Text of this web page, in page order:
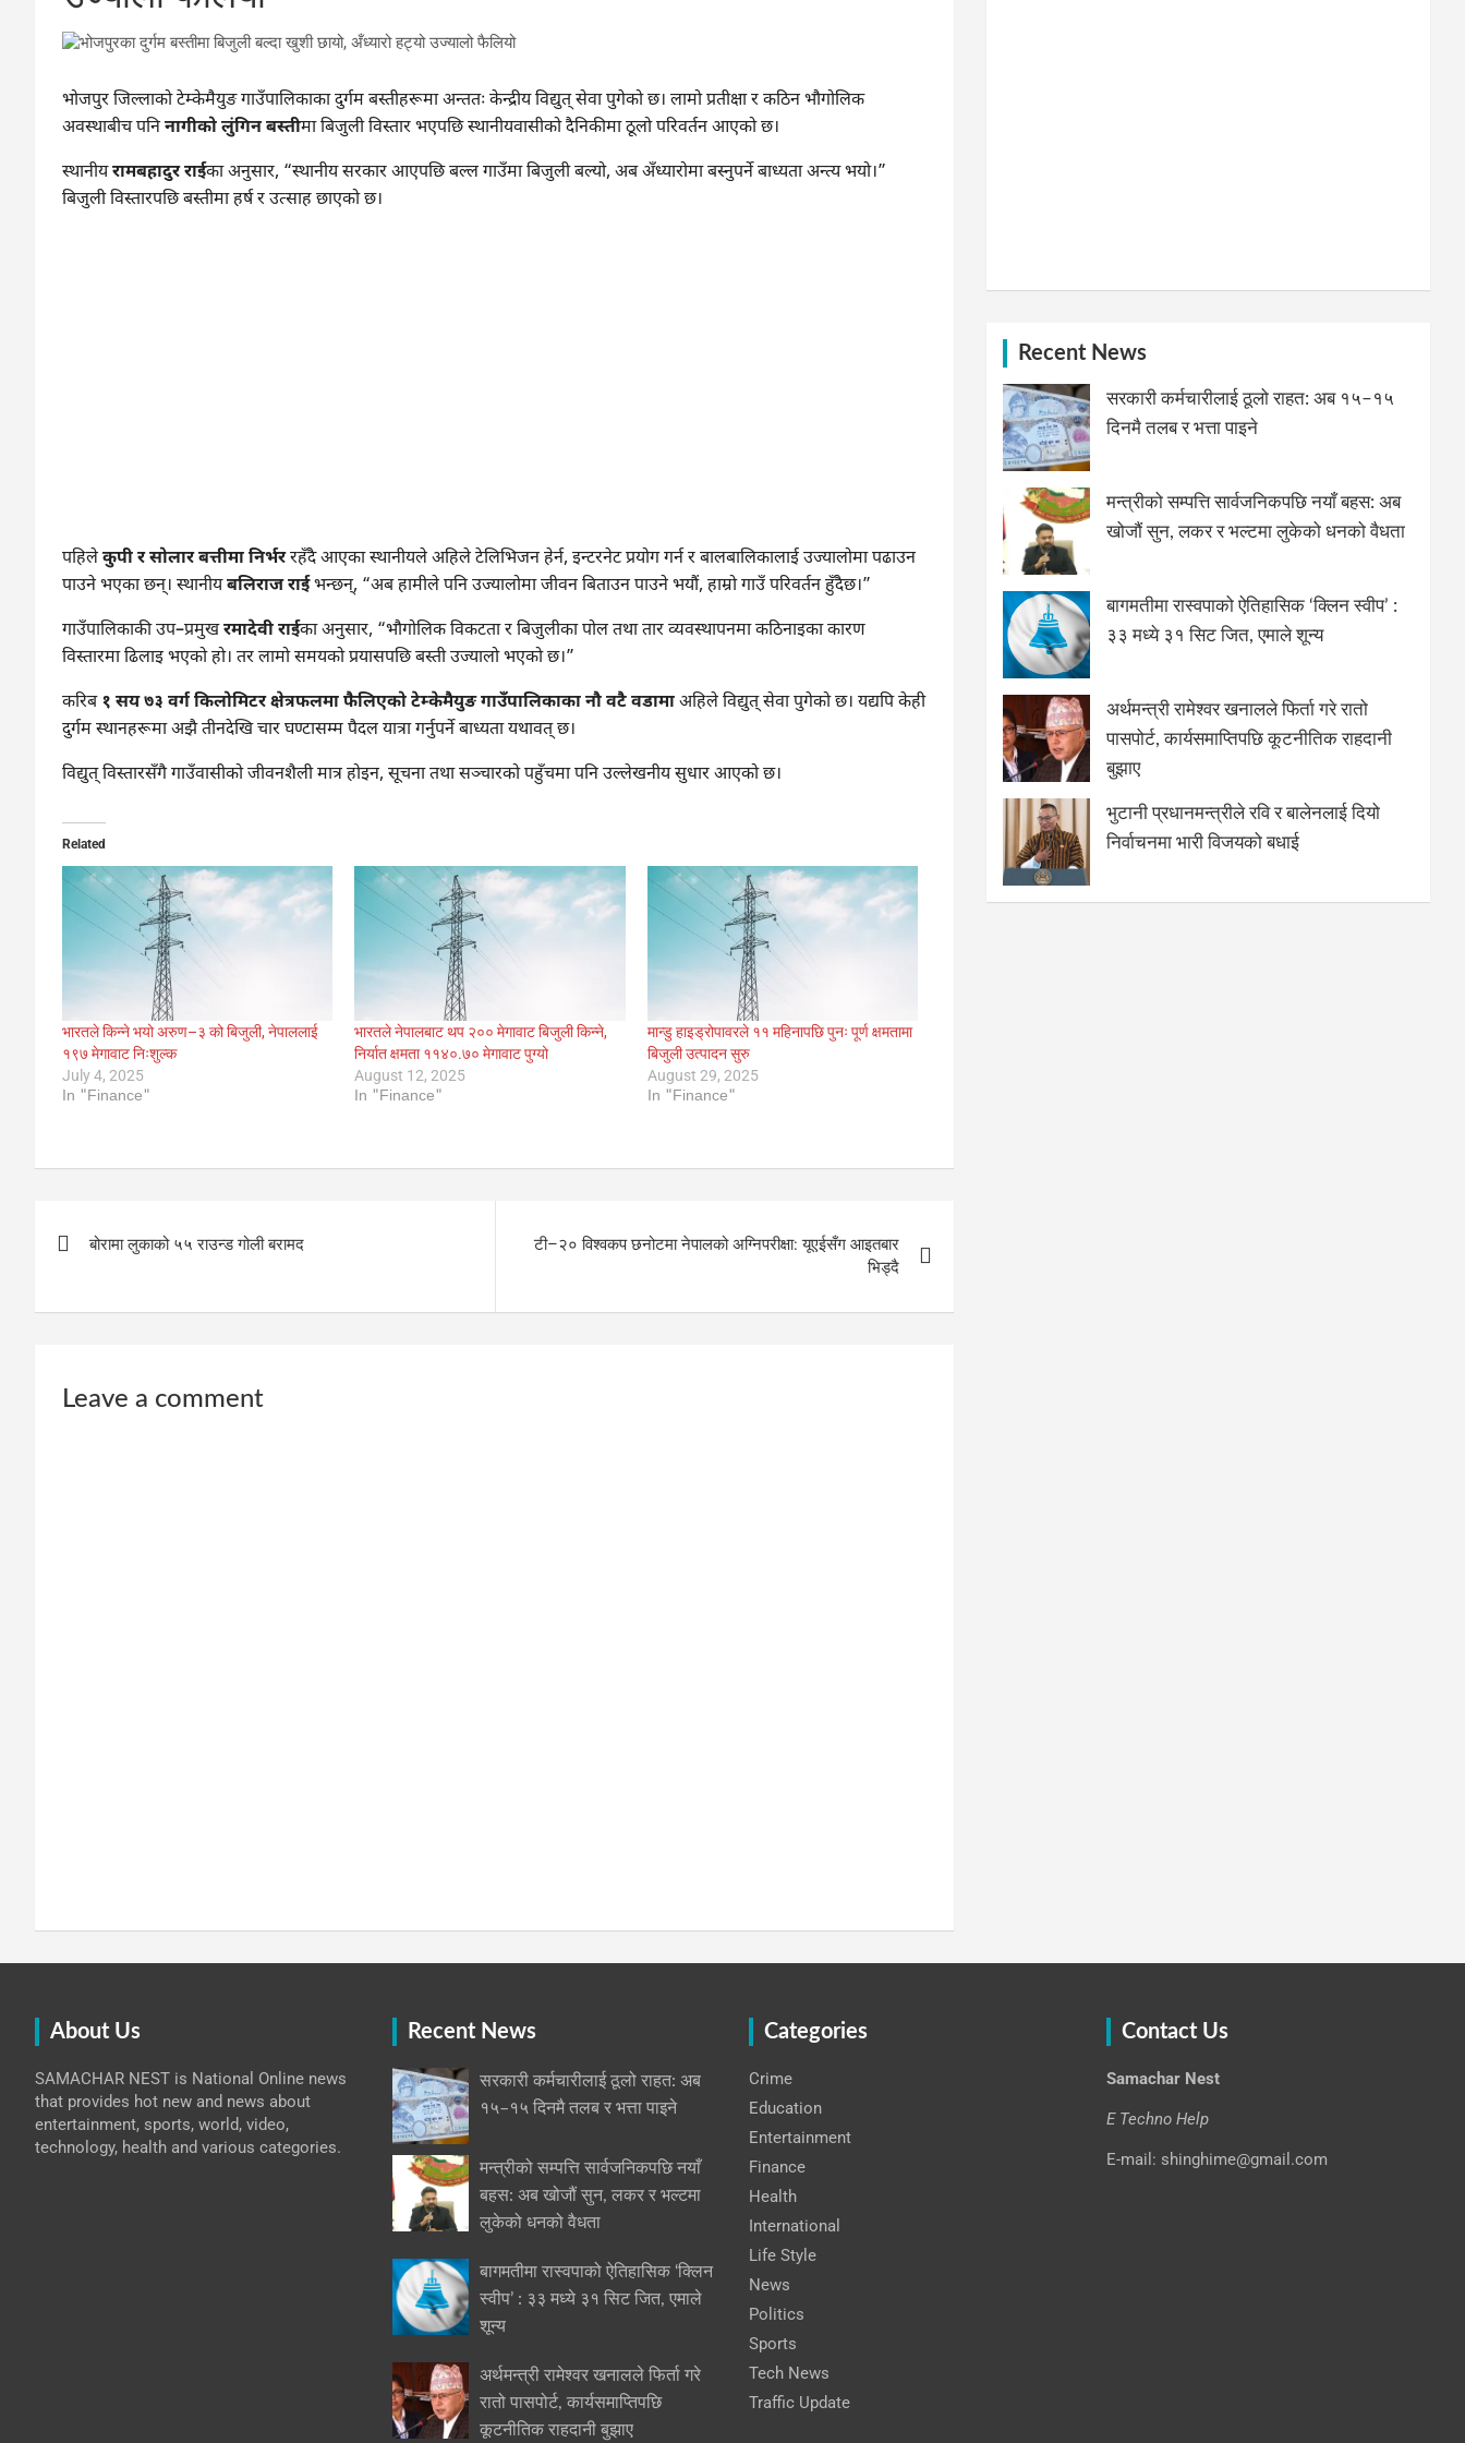
भोजपुर जिल्लाको टेम्केमैयुङ गाउँपालिकाका दुर्गम बस्तीहरूमा अन्ततः केन्द्रीय विद्युत् सेवा पुगेको छ। लामो प्रतीक्षा र कठिन भौगोलिक
अवस्थाबीच पनिनागीको लुंगिन बस्तीमा बिजुली विस्तार भएपछि स्थानीयवासीको दैनिकीमा ठूलो परिवर्तन आएको छ।
स्थानीयरामबहादुर राईका अनुसार, “स्थानीय सरकार आएपछि बल्ल गाउँमा बिजुली बल्यो, अब अँध्यारोमा बस्नुपर्ने बाध्यता अन्त्य भयो।”
बिजुली विस्तारपछि बस्तीमा हर्ष र उत्साह छाएको छ।
पहिलेकुपी र सोलार बत्तीमा निर्भररहँदै आएका स्थानीयले अहिले टेलिभिजन हेर्न, इन्टरनेट प्रयोग गर्न र बालबालिकालाई उज्यालोमा पढाउन
पाउने भएका छन्। स्थानीयबलिराज राईभन्छन्, “अब हामीले पनि उज्यालोमा जीवन बिताउन पाउने भयौं, हाम्रो गाउँ परिवर्तन हुँदैछ।”
गाउँपालिकाकी उप–प्रमुखरमादेवी राईका अनुसार, “भौगोलिक विकटता र बिजुलीका पोल तथा तार व्यवस्थापनमा कठिनाइका कारण
विस्तारमा ढिलाइ भएको हो। तर लामो समयको प्रयासपछि बस्ती उज्यालो भएको छ।”
करिब१ सय ७३ वर्ग किलोमिटर क्षेत्रफलमा फैलिएको टेम्केमैयुङ गाउँपालिकाका नौ वटै वडामाअहिले विद्युत् सेवा पुगेको छ। यद्यपि केही
दुर्गम स्थानहरूमा अझै तीनदेखि चार घण्टासम्म पैदल यात्रा गर्नुपर्ने बाध्यता यथावत् छ।
विद्युत् विस्तारसँगै गाउँवासीको जीवनशैली मात्र होइन, सूचना तथा सञ्चारको पहुँचमा पनि उल्लेखनीय सुधार आएको छ।
Related
भारतले किन्ने भयो अरुण–३ को बिजुली, नेपाललाई
१९७ मेगावाट निःशुल्क
July 4, 2025
In "Finance"
भारतले नेपालबाट थप २०० मेगावाट बिजुली किन्ने,
निर्यात क्षमता ११४०.७० मेगावाट पुग्यो
August 12, 2025
In "Finance"
मान्डु हाइड्रोपावरले ११ महिनापछि पुनः पूर्ण क्षमतामा
बिजुली उत्पादन सुरु
August 29, 2025
In "Finance"
navigation
बोरामा लुकाको ५५ राउन्ड गोली बरामद
टी–२० विश्वकप छनोटमा नेपालको अग्निपरीक्षा: यूएईसँग आइतबार
भिड्दै
Leave a comment
Recent News
सरकारी कर्मचारीलाई ठूलो राहत: अब १५–१५
दिनमै तलब र भत्ता पाइने
मन्त्रीको सम्पत्ति सार्वजनिकपछि नयाँ बहस: अब
खोजौं सुन, लकर र भल्टमा लुकेको धनको वैधता
बागमतीमा रास्वपाको ऐतिहासिक ‘क्लिन स्वीप’ :
३३ मध्ये ३१ सिट जित, एमाले शून्य
अर्थमन्त्री रामेश्वर खनालले फिर्ता गरे रातो
पासपोर्ट, कार्यसमाप्तिपछि कूटनीतिक राहदानी
बुझाए
भुटानी प्रधानमन्त्रीले रवि र बालेनलाई दियो
निर्वाचनमा भारी विजयको बधाई
About Us
SAMACHAR NEST is National Online news
that provides hot new and news about
entertainment, sports, world, video,
technology, health and various categories.
Recent News
सरकारी कर्मचारीलाई ठूलो राहत: अब
१५–१५ दिनमै तलब र भत्ता पाइने
मन्त्रीको सम्पत्ति सार्वजनिकपछि नयाँ
बहस: अब खोजौं सुन, लकर र भल्टमा
लुकेको धनको वैधता
बागमतीमा रास्वपाको ऐतिहासिक ‘क्लिन
स्वीप’ : ३३ मध्ये ३१ सिट जित, एमाले
शून्य
अर्थमन्त्री रामेश्वर खनालले फिर्ता गरे
रातो पासपोर्ट, कार्यसमाप्तिपछि
कूटनीतिक राहदानी बुझाए
Categories
Crime
Education
Entertainment
Finance
Health
International
Life Style
News
Politics
Sports
Tech News
Traffic Update
Contact Us
Samachar Nest
E Techno Help
E-mail: shinghime@gmail.com